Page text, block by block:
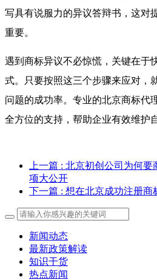
写具有说服力的异议答辩书，这对
重要。
遇到商标异议不必惊慌，关键在于
式。只要按照这三个步骤来应对，
问题的成功率。专业的北京商标代
全方位的支持，帮助企业有效维护
上一篇 : 北京初创公司为何
项大公开
下一篇 : 想在北京成功注册商
新闻动态
最新政策解读
知识干货
热点新闻